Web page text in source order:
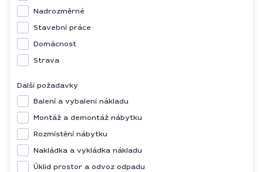
Nadrozměrné
Stavební práce
Domácnost
Strava
Další požadavky
Balení a vybalení nákladu
Montáž a demontáž nábytku
Rozmístění nábytku
Nakládka a vykládka nákladu
Úklid prostor a odvoz odpadu